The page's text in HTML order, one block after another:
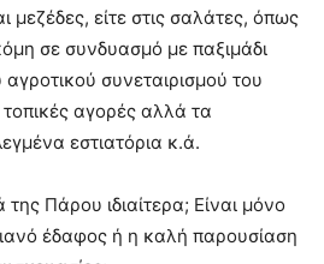
μεζέδες, είτε στις σαλάτες, όπως
σε συνδυασμό με παξιμάδι
συνεταιρισμού του
αγορές αλλά τα
εστιατόρια κ.ά.
Πάρου ιδιαίτερα; Είναι μόνο
έδαφος ή η καλή παρουσίαση